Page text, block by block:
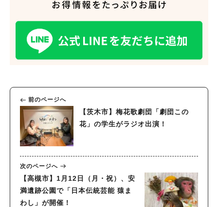
前のページへ
【茨木市】梅花歌劇団「劇団この
花」の学生がラジオ出演！
次のページへ
【高槻市】1月12日（月・祝）、安
満遺跡公園で「日本伝統芸能 猿ま
わし」が開催！